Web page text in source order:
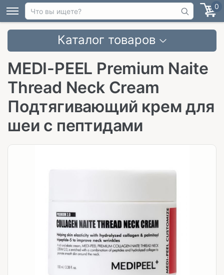
0
Каталог товаров
MEDI-PEEL Premium Naite
Thread Neck Cream
Подтягивающий крем для
шеи с пептидами